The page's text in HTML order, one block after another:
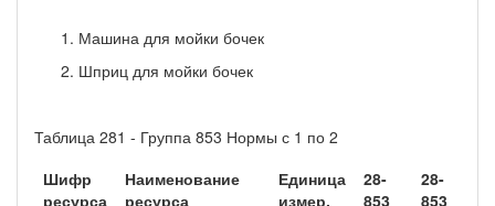
Машина для мойки бочек
Шприц для мойки бочек
Таблица 281 - Группа 853 Нормы с 1 по 2
Шифр
ресурса
Наименование
ресурса
Единица
измер.
28-
853
28-
853